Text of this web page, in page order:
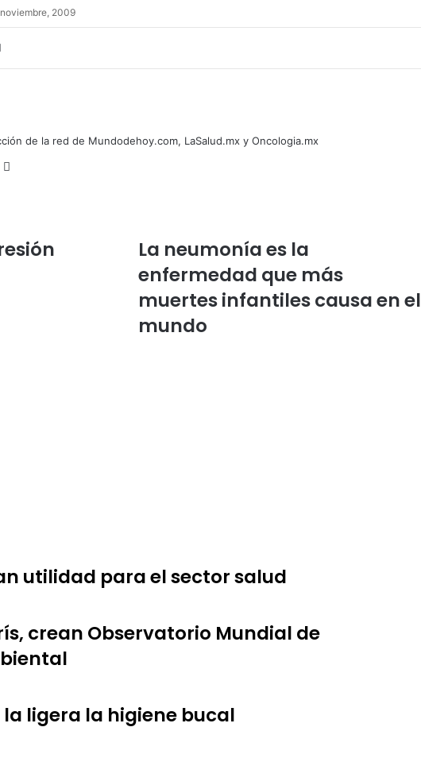
2009
de la red de Mundodehoy.com, LaSalud.mx y Oncologia.mx
YouTube
La neumonía es la
enfermedad que más
muertes infantiles causa en el
mundo
utilidad para el sector salud
crean Observatorio Mundial de
ligera la higiene bucal